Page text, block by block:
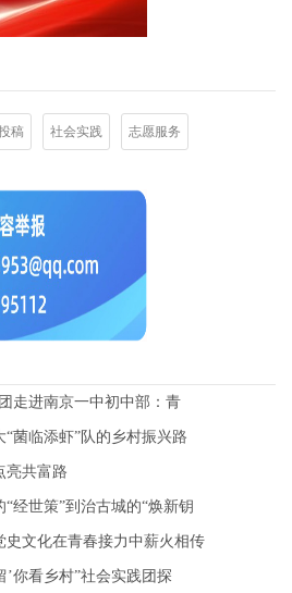
稿 社会实践 志愿服务
走进南京一中初中部：青
菌临添虾”队的乡村振兴路
亮共富路
经世策”到治古城的“焕新钥
史文化在青春接力中薪火相传
’你看乡村”社会实践团探